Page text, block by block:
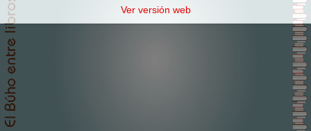
Ver versión web